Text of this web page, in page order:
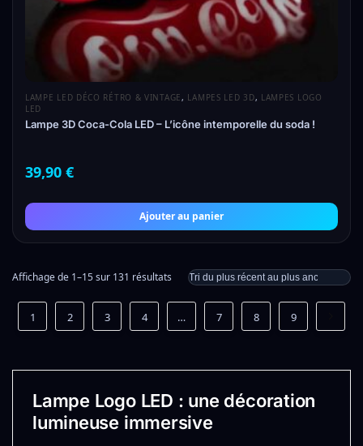
LAMPE LED DÉCO RÉTRO & VINTAGE, LAMPES LED 3D, LAMPES LOGO
LED
Lampe 3D Coca-Cola LED – L’icône intemporelle du soda !
39,90 €
Ajouter au panier
Affichage de 1–15 sur 131 résultats
1 2 3 4 … 7 8 9
Lampe Logo LED : une décoration
lumineuse immersive